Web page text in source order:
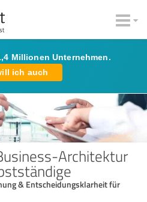
Millionen Unternehmen.
ich auch
Architektur
& Entscheidungs­klarheit für